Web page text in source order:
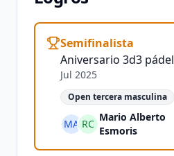
Semifinalista
Aniversario 3d3 pádel
Jul 2025
Open tercera masculina
MA RC
Mario Alberto
Esmoris